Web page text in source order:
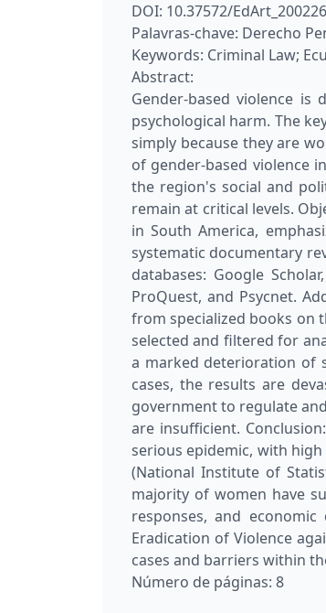
DOI: 10.37572/
Palavras-chave: Derecho
Keywords: Criminal Law;
Abstract:
Gender-based violence
psychological harm. The
simply because they are
of gender-based violence
the region's social and
remain at critical levels.
in South America,
systematic documentary
databases: Google
ProQuest, and Psycnet.
from specialized books on
selected and filtered for
a marked deterioration of
cases, the results are
government to regulate
are insufficient.
serious epidemic, with
(National Institute of
majority of women have
responses, and
Eradication of Violence
cases and barriers within
Número de páginas: 8